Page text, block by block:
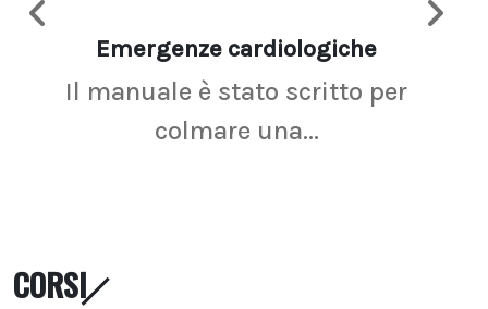
Emergenze cardiologiche
Il manuale è stato scritto per
colmare una...
CORSI